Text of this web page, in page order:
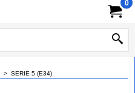
0
> SERIE 5 (E34)